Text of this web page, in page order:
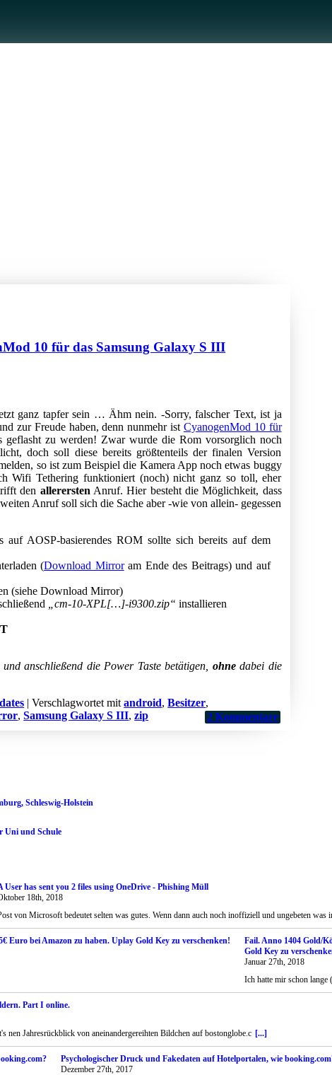
10 für das Samsung Galaxy S III
ganz tapfer sein … Ähm nein. -Sorry, falscher Text, ist ja
zur Freude haben, denn nunmehr ist CyanogenMod 10 für
geflasht zu werden! Zwar wurde die Rom vorsorglich noch
doch soll diese bereits größtenteils der finalen Version
so ist zum Beispiel die Kamera App noch etwas buggy
Wifi Tethering funktioniert (noch) nicht ganz so toll, eher
den allerersten Anruf. Hier besteht die Möglichkeit, dass
Anruf soll sich die Sache aber -wie von allein- gegessen
auf AOSP-basierendes ROM sollte sich bereits auf dem
(Download Mirroram Ende des Beitrags) und auf
(siehe Download Mirror)
„cm-10-XPL[…]-i9300.zip“ installieren
anschließend die Power Taste betätigen, ohnedabei die
|Verschlagwortet mit android,Besitzer,
,Samsung Galaxy S III,zip 2Kommentare
Schleswig-Holstein
Uni und Schule
User has sent you 2 files using OneDrive - Phishing Müll
18th, 2018
von Microsoft bedeutet selten was gutes. Wenn dann auch noch inoffiziell und ungebeten was
Fail. Anno 1404 Gold/
Gold Key zu
Januar 27th, 2018
Ich hatte mir schon lange
Part I online.
nen Jahresrückblick von aneinandergereihten Bildchen auf bostonglobe.c [...]
Psychologischer Druck und Fakedaten auf Hotelportalen, wie
Dezember 27th, 2017